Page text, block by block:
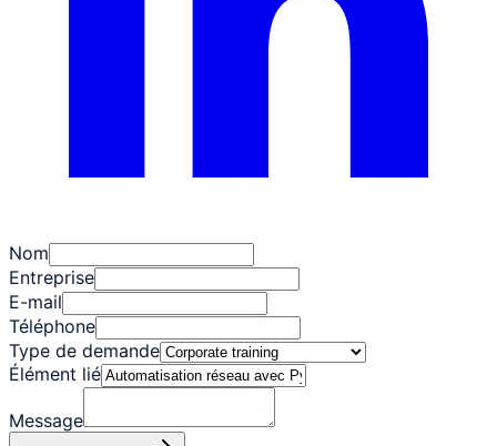
Nom
Entreprise
E-mail
Téléphone
Type de demande
Élément lié
Message